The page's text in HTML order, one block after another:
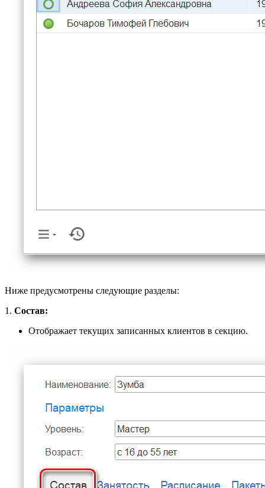
Ниже предусмотрены следующие разделы:
1. Состав:
Отображает текущих записанных клиентов в секцию.